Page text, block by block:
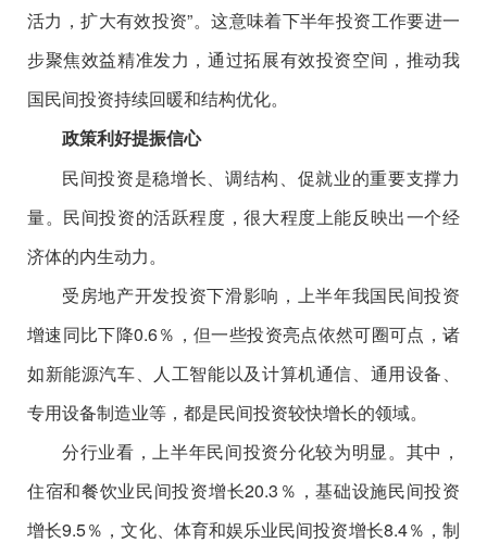
活力，扩大有效投资”。这意味着下半年投资工作要进一
步聚焦效益精准发力，通过拓展有效投资空间，推动我
国民间投资持续回暖和结构优化。
政策利好提振信心
民间投资是稳增长、调结构、促就业的重要支撑力
量。民间投资的活跃程度，很大程度上能反映出一个经
济体的内生动力。
受房地产开发投资下滑影响，上半年我国民间投资
增速同比下降0.6％，但一些投资亮点依然可圈可点，诸
如新能源汽车、人工智能以及计算机通信、通用设备、
专用设备制造业等，都是民间投资较快增长的领域。
分行业看，上半年民间投资分化较为明显。其中，
住宿和餐饮业民间投资增长20.3％，基础设施民间投资
增长9.5％，文化、体育和娱乐业民间投资增长8.4％，制